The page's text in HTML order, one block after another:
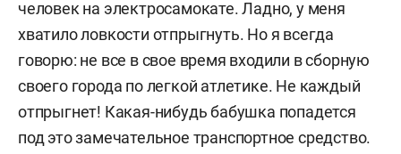
человек на электросамокате. Ладно, у меня
хватило ловкости отпрыгнуть. Но я всегда
говорю: не все в свое время входили в сборную
своего города по легкой атлетике. Не каждый
отпрыгнет! Какая-нибудь бабушка попадется
под это замечательное транспортное средство.